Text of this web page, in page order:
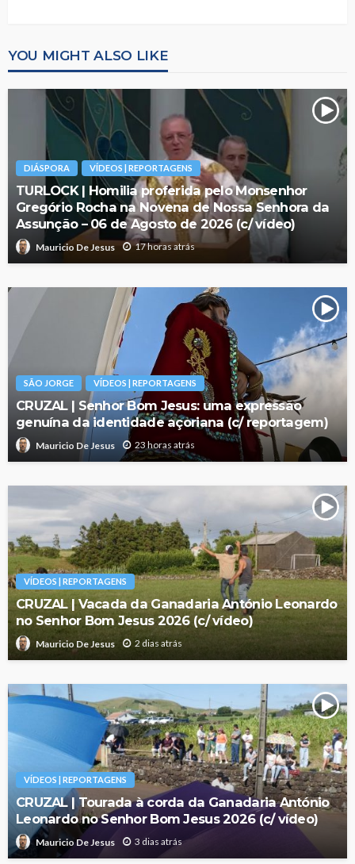
YOU MIGHT ALSO LIKE
DIÁSPORA VÍDEOS | REPORTAGENS
TURLOCK | Homilia proferida pelo Monsenhor
Gregório Rocha na Novena de Nossa Senhora da
Assunção – 06 de Agosto de 2026 (c/ vídeo)
Mauricio De Jesus 17 horas atrás
SÃO JORGE VÍDEOS | REPORTAGENS
CRUZAL | Senhor Bom Jesus: uma expressão
genuína da identidade açoriana (c/ reportagem)
Mauricio De Jesus 23 horas atrás
VÍDEOS | REPORTAGENS
CRUZAL | Vacada da Ganadaria António Leonardo
no Senhor Bom Jesus 2026 (c/ vídeo)
Mauricio De Jesus 2 dias atrás
VÍDEOS | REPORTAGENS
CRUZAL | Tourada à corda da Ganadaria António
Leonardo no Senhor Bom Jesus 2026 (c/ vídeo)
Mauricio De Jesus 3 dias atrás